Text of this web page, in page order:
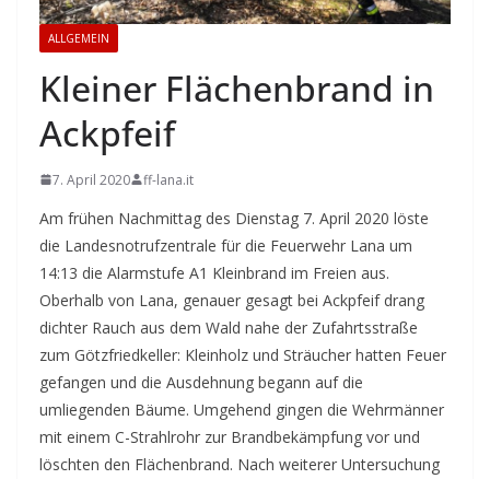
ALLGEMEIN
Kleiner Flächenbrand in
Ackpfeif
7. April 2020 ff-lana.it
Am frühen Nachmittag des Dienstag 7. April 2020 löste
die Landesnotrufzentrale für die Feuerwehr Lana um
14:13 die Alarmstufe A1 Kleinbrand im Freien aus.
Oberhalb von Lana, genauer gesagt bei Ackpfeif drang
dichter Rauch aus dem Wald nahe der Zufahrtsstraße
zum Götzfriedkeller: Kleinholz und Sträucher hatten Feuer
gefangen und die Ausdehnung begann auf die
umliegenden Bäume. Umgehend gingen die Wehrmänner
mit einem C-Strahlrohr zur Brandbekämpfung vor und
löschten den Flächenbrand. Nach weiterer Untersuchung